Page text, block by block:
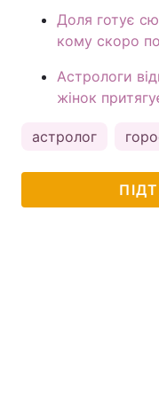
Доля готує
кому скоро
Астрологи
жінок
астролог